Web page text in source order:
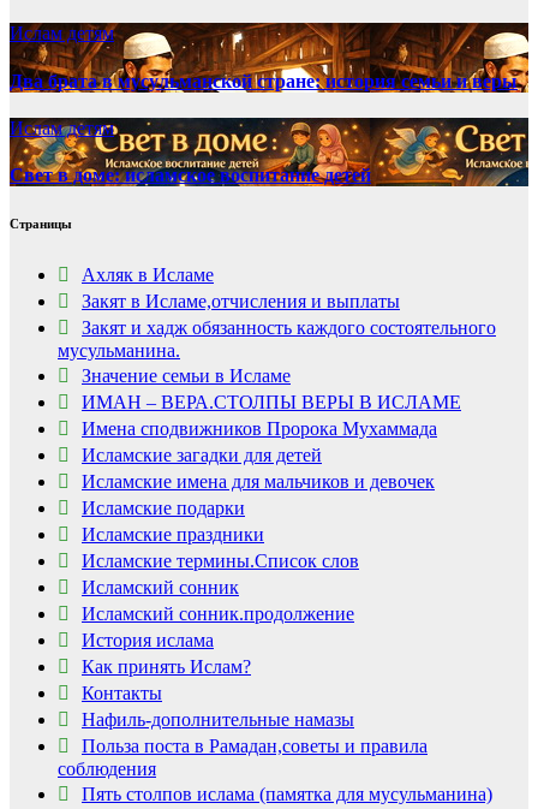
Ислам детям
Два брата в мусульманской стране: история семьи и веры
Ислам детям
Свет в доме: исламское воспитание детей
Страницы
Ахляк в Исламе
Закят в Исламе,отчисления и выплаты
Закят и хадж обязанность каждого состоятельного
мусульманина.
Значение семьи в Исламе
ИМАН – ВЕРА.СТОЛПЫ ВЕРЫ В ИСЛАМЕ
Имена сподвижников Пророка Мухаммада
Исламские загадки для детей
Исламские имена для мальчиков и девочек
Исламские подарки
Исламские праздники
Исламские термины.Список слов
Исламский сонник
Исламский сонник.продолжение
История ислама
Как принять Ислам?
Контакты
Нафиль-дополнительные намазы
Польза поста в Рамадан,советы и правила
соблюдения
Пять столпов ислама (памятка для мусульманина)